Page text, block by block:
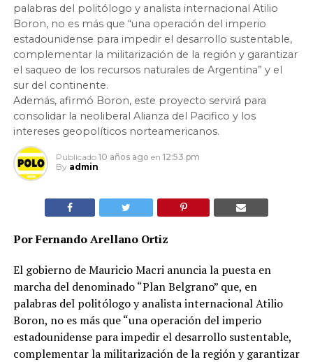
palabras del politólogo y analista internacional Atilio
Boron, no es más que “una operación del imperio
estadounidense para impedir el desarrollo sustentable,
complementar la militarización de la región y garantizar
el saqueo de los recursos naturales de Argentina” y el
sur del continente.
Además, afirmó Boron, este proyecto servirá para
consolidar la neoliberal Alianza del Pacifico y los
intereses geopolíticos norteamericanos.
Publicado 10 años ago en 12:53 pm
By admin
Por Fernando Arellano Ortiz
El gobierno de Mauricio Macri anuncia la puesta en
marcha del denominado “Plan Belgrano” que, en
palabras del politólogo y analista internacional Atilio
Boron, no es más que “una operación del imperio
estadounidense para impedir el desarrollo sustentable,
complementar la militarización de la región y garantizar